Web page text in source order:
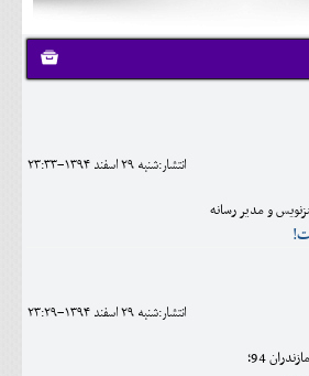
انتشار:شنبه 29 اسفند 1394-23:33
و مدیر رسانه
انتشار:شنبه 29 اسفند 1394-23:29
94؛